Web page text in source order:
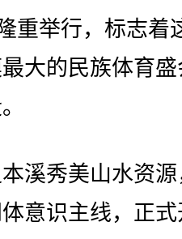
重举行，标志着
大的民族体育
秀美山水资源
意识主线，正